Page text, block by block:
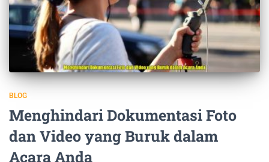
BLOG
Menghindari Dokumentasi Foto
dan Video yang Buruk dalam
Acara Anda